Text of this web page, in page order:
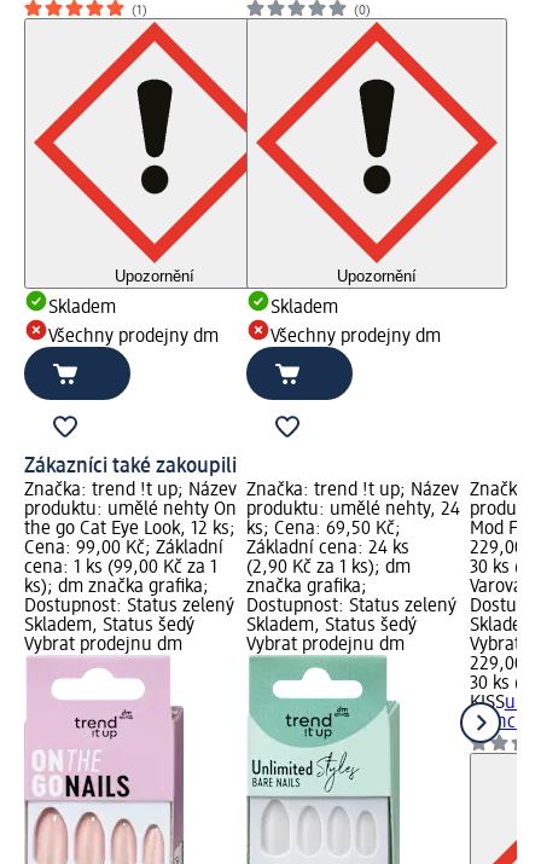
(1)
Upozornění
Skladem
Všechny prodejny dm
(0)
Upozornění
Skladem
Všechny prodejny dm
Zákazníci také zakoupili
Značka: trend !t up; Název
produktu: umělé nehty On
the go Cat Eye Look, 12 ks;
Cena: 99,00 Kč; Základní
cena: 1 ks (99,00 Kč za 1
ks); dm značka grafika;
Dostupnost: Status zelený
Skladem, Status šedý
Vybrat prodejnu dm
Značka: trend !t up; Název
produktu: umělé nehty, 24
ks; Cena: 69,50 Kč;
Základní cena: 24 ks
(2,90 Kč za 1 ks); dm
značka grafika;
Dostupnost: Status zelený
Skladem, Status šedý
Vybrat prodejnu dm
Značka:
Mod
229,00
30 ks
Vybrat
229,00
30 ks
KISS
French,